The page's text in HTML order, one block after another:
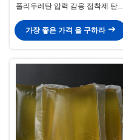
폴리우레탄 압력 감응 접착제 탄력
가장 좋은 가격 을 구하라